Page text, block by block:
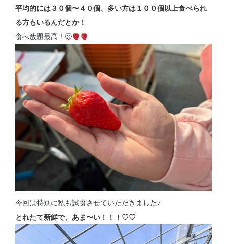
平均的には３０個〜４０個、多い方は１００個以上食べられ
る方もいるんだとか！
食べ放題最高！🫢
今回は特別に私も試食させていただきました♪
とれたて新鮮で、あま〜い！！！♡♡